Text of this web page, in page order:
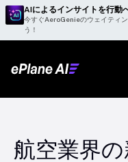
AIによるインサイトを行動
今すぐAeroGenieのウェイティ
う！
航空業界